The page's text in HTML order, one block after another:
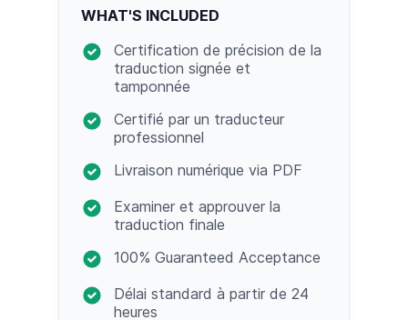
WHAT'S INCLUDED
Certification de précision de la
traduction signée et
tamponnée
Certifié par un traducteur
professionnel
Livraison numérique via PDF
Examiner et approuver la
traduction finale
100% Guaranteed Acceptance
Délai standard à partir de 24
heures